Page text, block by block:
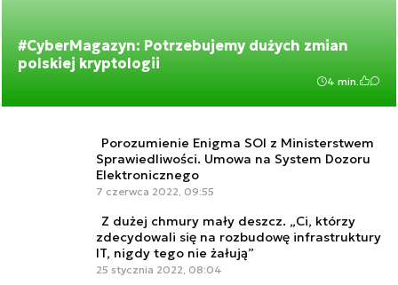
#CyberMagazyn: Potrzebujemy dużych zmian
polskiej kryptologii
4 min.
Porozumienie Enigma SOI z Ministerstwem
Sprawiedliwości. Umowa na System Dozoru
Elektronicznego
7 czerwca 2022, 09:55
Z dużej chmury mały deszcz. „Ci, którzy
zdecydowali się na rozbudowę infrastruktury
IT, nigdy tego nie żałują”
25 stycznia 2022, 08:04